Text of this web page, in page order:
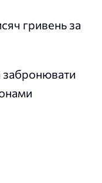
гривень за
забронювати